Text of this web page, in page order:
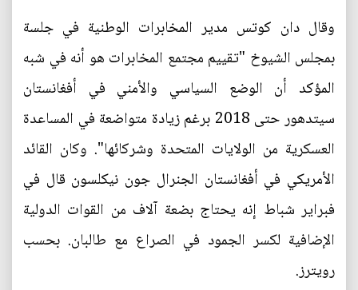
وقال دان كوتس مدير المخابرات الوطنية في جلسة
بمجلس الشيوخ "تقييم مجتمع المخابرات هو أنه في شبه
المؤكد أن الوضع السياسي والأمني في أفغانستان
سيتدهور حتى 2018 برغم زيادة متواضعة في المساعدة
العسكرية من الولايات المتحدة وشركائها". وكان القائد
الأمريكي في أفغانستان الجنرال جون نيكلسون قال في
فبراير شباط إنه يحتاج بضعة آلاف من القوات الدولية
الإضافية لكسر الجمود في الصراع مع طالبان. بحسب
رويترز.